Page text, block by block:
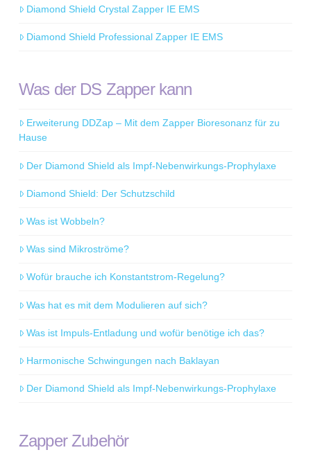
Diamond Shield Crystal Zapper IE EMS
Diamond Shield Professional Zapper IE EMS
Was der DS Zapper kann
Erweiterung DDZap – Mit dem Zapper Bioresonanz für zu
Hause
Der Diamond Shield als Impf-Nebenwirkungs-Prophylaxe
Diamond Shield: Der Schutzschild
Was ist Wobbeln?
Was sind Mikroströme?
Wofür brauche ich Konstantstrom-Regelung?
Was hat es mit dem Modulieren auf sich?
Was ist Impuls-Entladung und wofür benötige ich das?
Harmonische Schwingungen nach Baklayan
Der Diamond Shield als Impf-Nebenwirkungs-Prophylaxe
Zapper Zubehör